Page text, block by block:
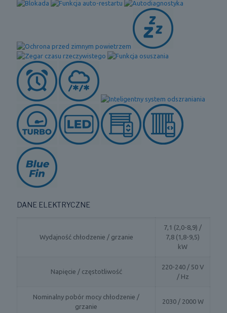
DANE ELEKTRYCZNE
Wydajność chłodzenie / grzanie
7,1 (2,0-8,9) /
7,8 (1,8-9,5)
kW
Napięcie / częstotliwość
220-240 / 50 V
/ Hz
Nominalny pobór mocy chłodzenie /
grzanie
2030 / 2000 W